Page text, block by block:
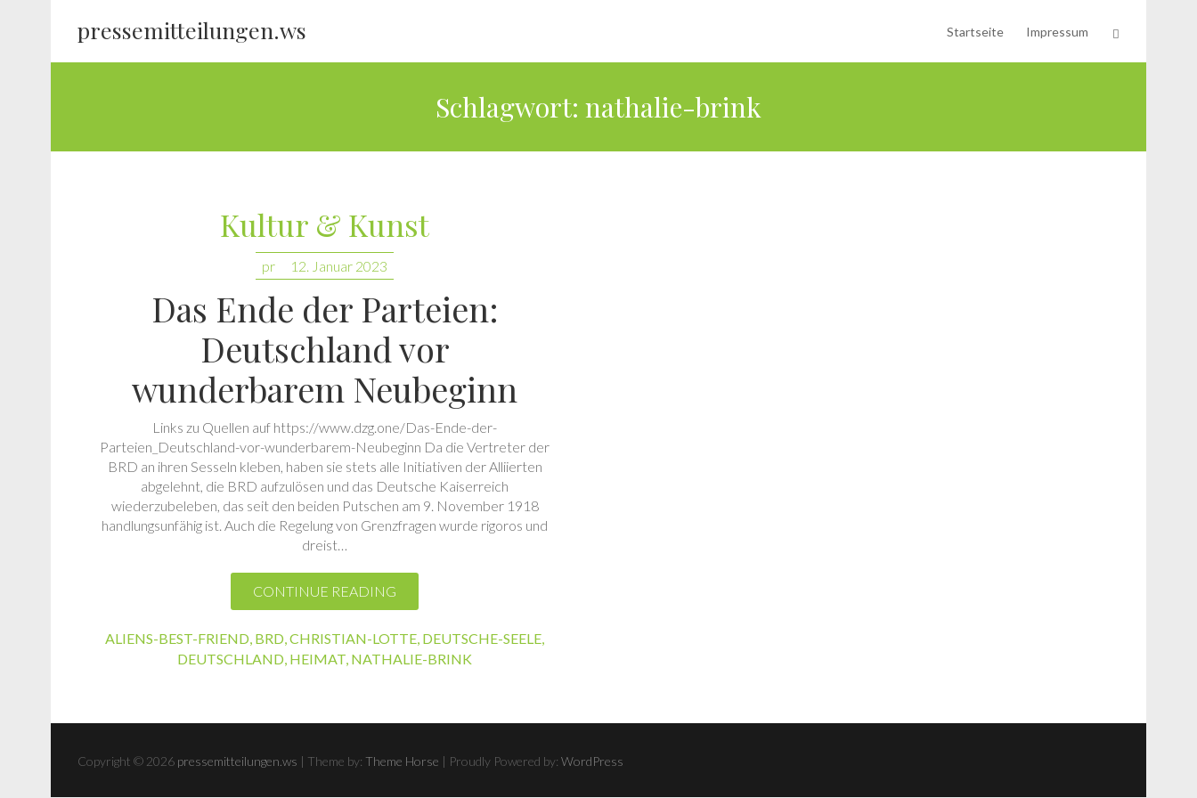
pressemitteilungen.ws Startseite Impressum
Schlagwort: nathalie-brink
Kultur & Kunst
pr 12. Januar 2023
Das Ende der Parteien:
Deutschland vor
wunderbarem Neubeginn
Links zu Quellen auf https://www.dzg.one/Das-Ende-der-
Parteien_Deutschland-vor-wunderbarem-Neubeginn Da die Vertreter der
BRD an ihren Sesseln kleben, haben sie stets alle Initiativen der Alliierten
abgelehnt, die BRD aufzulösen und das Deutsche Kaiserreich
wiederzubeleben, das seit den beiden Putschen am 9. November 1918
handlungsunfähig ist. Auch die Regelung von Grenzfragen wurde rigoros und
dreist…
CONTINUE READING
ALIENS-BEST-FRIEND BRD CHRISTIAN-LOTTE DEUTSCHE-SEELE
DEUTSCHLAND HEIMAT NATHALIE-BRINK
Copyright © 2026 pressemitteilungen.ws | Theme by: Theme Horse | Proudly Powered by: WordPress